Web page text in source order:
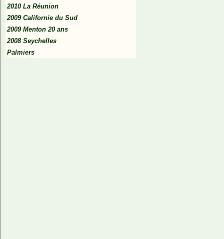
2010 La Réunion
2009 Californie du Sud
2009 Menton 20 ans
2008 Seychelles
Palmiers